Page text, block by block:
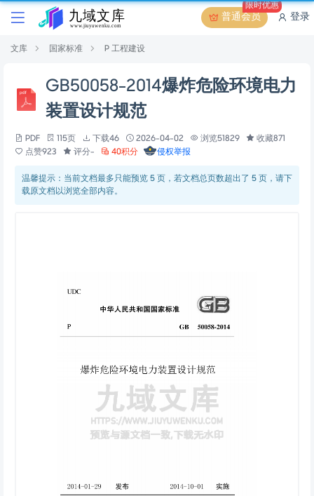
普通会员
限时优惠
登录
文库 国家标准 P 工程建设
GB50058-2014爆炸危险环境电力
装置设计规范
PDF 115页 下载46 2026-04-02 浏览51829
收藏871
点赞923
评分- 40积分 侵权举报
温馨提示：当前文档最多只能预览 5 页，若文档总页数超出了 5 页，请下
载原文档以浏览全部内容。